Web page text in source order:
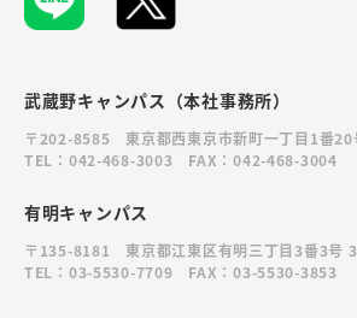
武蔵野キャンパス（本社事務所）
〒202-8585 東京都西東京市新町一丁目1番20
TEL：042-468-3003 FAX：042-468-3004
有明キャンパス
〒135-8181 東京都江東区有明三丁目3番3号
TEL：03-5530-7709 FAX：03-5530-3853